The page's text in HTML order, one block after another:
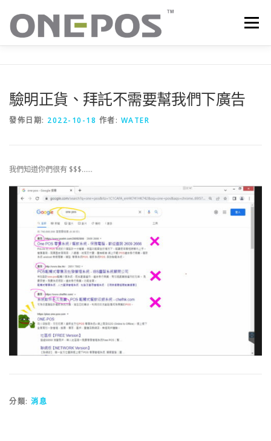
選單
技術支援 客戶感謝語
驗明正貨、拜託不需要幫我們下廣告
發佈日期: 2022-10-18 作者: WATER
我們知道你們很有 $$$……
分類: 消息